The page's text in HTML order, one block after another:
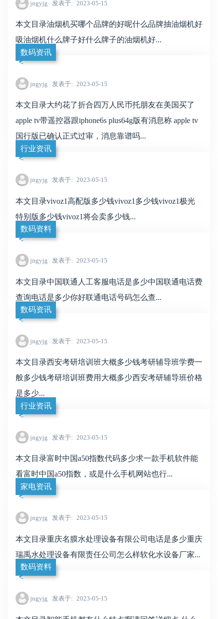
jngyjg 发表于 2023-05-15
本文目录油烟机买哪个品牌的好呢什么品牌抽油烟机好
吸油烟机什么牌子好什么牌子的油烟机好...
数码资讯
jngyjg 发表于 2023-05-15
本文目录大约花了折合四万人民币托朋友在美国买了
apple tv带遥控器跟iphone6s plus64g版有消息称 apple tv
国行版已确认正式过审，消息靠谱吗...
行业资讯
jngyjg 发表于 2023-05-15
本文目录vivoz1高配版多少钱vivoz1多少钱vivoz1极光
特别版多少钱vivoz1将会卖多少钱...
数码资料
jngyjg 发表于 2023-05-15
本文目录中国联通人工客服电话是多少中国联通电话费
查询电话是多少你好联通电话号码怎么查...
数码资讯
jngyjg 发表于 2023-05-15
本文目录西安考研培训班大概多少钱考研辅导班学费一
般多少钱考研培训班费用大概多少西安考研辅导班价格
是多少...
行业资讯
jngyjg 发表于 2023-05-15
本文目录富时中国a50指数代码多少求一款手机软件能
看富时中国a50指数，或是什么手机网站也行...
家电资讯
jngyjg 发表于 2023-05-15
本文目录重庆名膜水处理设备有限公司电话是多少重庆
瑞禹水处理设备有限责任公司怎么样软化水设备厂家...
数码资料
jngyjg 发表于 2023-05-15